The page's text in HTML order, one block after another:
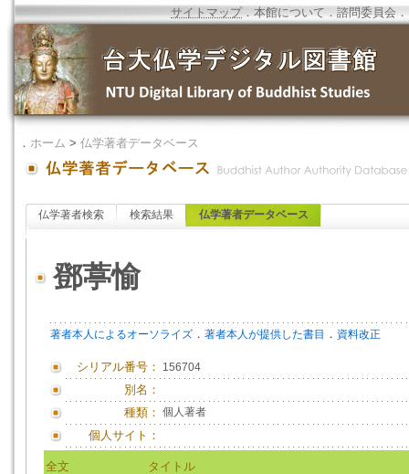
サイトマップ．本館について ．諮問委員会 ．
． ホーム > 仏学著者データベース
仏学著者検索 検索結果 仏学著者データベース
鄧葶愉
著者本人によるオーソライズ ． 著者本人が提供した書目 ． 資料改正
シリアル番号： 156704
別名：
種類： 個人著者
個人サイト：
全文
タイトル